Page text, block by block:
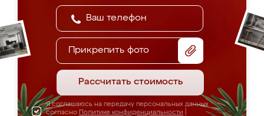
Прикрепить фото
Рассчитать стоимость
Я соглашаюсь на передачу персональных данных
согласно Политике конфиденциальности